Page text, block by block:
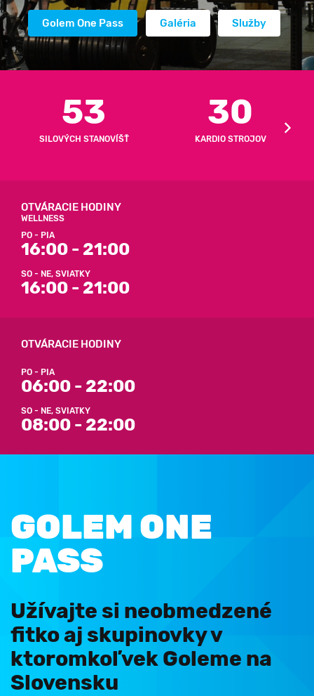
Golem One Pass Galéria Služby
53
SILOVÝCH STANOVÍŠŤ
30
KARDIO STROJOV
OTVÁRACIE HODINY
WELLNESS
PO - PIA
16:00 - 21:00
SO - NE, SVIATKY
16:00 - 21:00
OTVÁRACIE HODINY
PO - PIA
06:00 - 22:00
SO - NE, SVIATKY
08:00 - 22:00
GOLEM ONE
PASS
Užívajte si neobmedzené
fitko aj skupinovky v
ktoromkoľvek Goleme na
Slovensku